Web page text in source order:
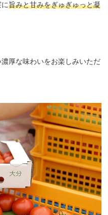
に旨みと甘みをぎゅぎゅっと凝
厚な味わいをお楽しみいただ